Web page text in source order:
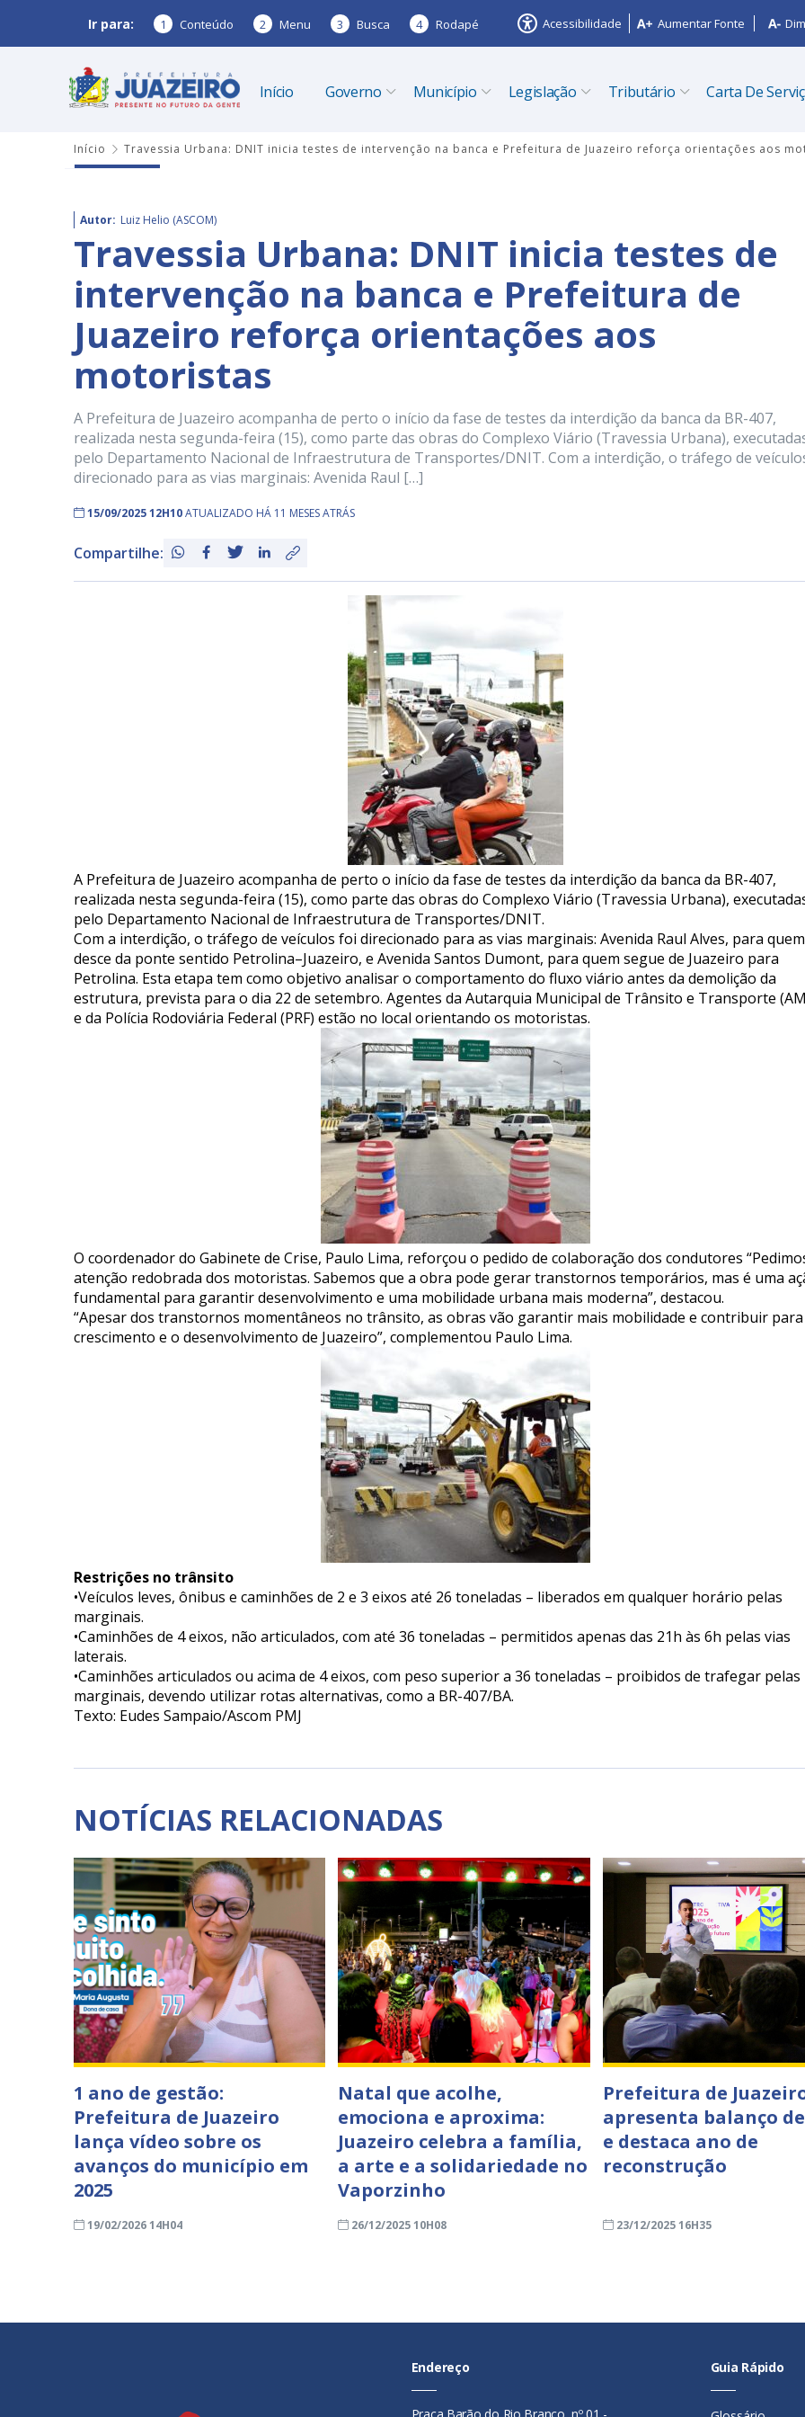
Ir para: 1 Conteúdo 2 Menu 3 Busca 4 Rodapé Acessibilidade Aumentar Fonte
Início Governo Município Legislação Tributário Carta De
Início Travessia Urbana: DNIT inicia testes de intervenção na banca e Prefeitura de Juazeiro reforça orientações aos
Autor: Luiz Helio (ASCOM)
Travessia Urbana: DNIT inicia testes de
intervenção na banca e Prefeitura de
Juazeiro reforça orientações aos
motoristas
A Prefeitura de Juazeiro acompanha de perto o início da fase de testes da interdição da banca da BR-407,
realizada nesta segunda-feira (15), como parte das obras do Complexo Viário (Travessia Urbana),
pelo Departamento Nacional de Infraestrutura de Transportes/DNIT. Com a interdição, o tráfego de
direcionado para as vias marginais: Avenida Raul […]
15/09/2025 12H10ATUALIZADO HÁ 11 MESES ATRÁS
Compartilhe:
A Prefeitura de Juazeiro acompanha de perto o início da fase de testes da interdição da banca da BR-407,
realizada nesta segunda-feira (15), como parte das obras do Complexo Viário (Travessia Urbana),
pelo Departamento Nacional de Infraestrutura de Transportes/DNIT.
Com a interdição, o tráfego de veículos foi direcionado para as vias marginais: Avenida Raul Alves, para quem
desce da ponte sentido Petrolina–Juazeiro, e Avenida Santos Dumont, para quem segue de Juazeiro para
Petrolina. Esta etapa tem como objetivo analisar o comportamento do fluxo viário antes da demolição da
estrutura, prevista para o dia 22 de setembro. Agentes da Autarquia Municipal de Trânsito e Transporte
e da Polícia Rodoviária Federal (PRF) estão no local orientando os motoristas.
O coordenador do Gabinete de Crise, Paulo Lima, reforçou o pedido de colaboração dos condutores
atenção redobrada dos motoristas. Sabemos que a obra pode gerar transtornos temporários, mas é uma
fundamental para garantir desenvolvimento e uma mobilidade urbana mais moderna”, destacou.
“Apesar dos transtornos momentâneos no trânsito, as obras vão garantir mais mobilidade e contribuir
crescimento e o desenvolvimento de Juazeiro”, complementou Paulo Lima.
Restrições no trânsito
•Veículos leves, ônibus e caminhões de 2 e 3 eixos até 26 toneladas – liberados em qualquer horário pelas
marginais.
•Caminhões de 4 eixos, não articulados, com até 36 toneladas – permitidos apenas das 21h às 6h pelas vias
laterais.
•Caminhões articulados ou acima de 4 eixos, com peso superior a 36 toneladas – proibidos de trafegar pelas
marginais, devendo utilizar rotas alternativas, como a BR-407/BA.
Texto: Eudes Sampaio/Ascom PMJ
NOTÍCIAS RELACIONADAS
1 ano de gestão:
Prefeitura de Juazeiro
lança vídeo sobre os
avanços do município em
2025
19/02/2026 14H04
Natal que acolhe,
emociona e aproxima:
Juazeiro celebra a família,
a arte e a solidariedade no
Vaporzinho
26/12/2025 10H08
Prefeitura de
apresenta balanço de
e destaca ano de
reconstrução
23/12/2025 16H35
Endereço Guia Rápido